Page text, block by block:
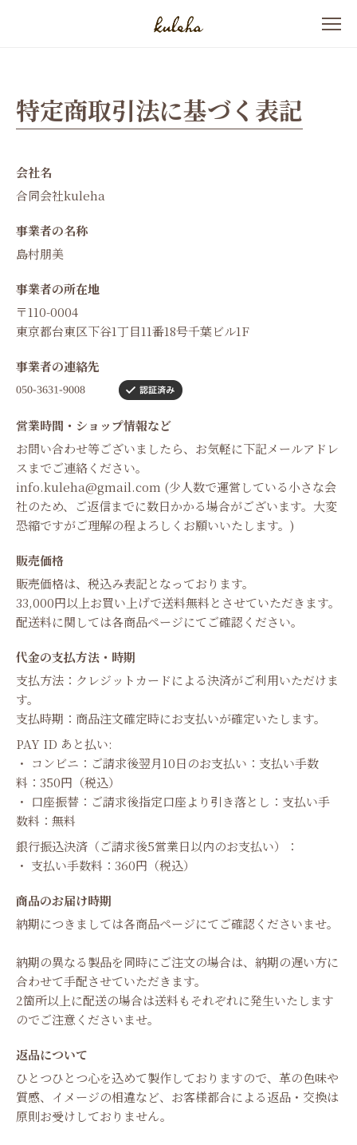
特定商取引法に基づく表記
会社名
合同会社kuleha
事業者の名称
島村朋美
事業者の所在地
〒110-0004
東京都台東区下谷1丁目11番18号千葉ビル1F
事業者の連絡先
営業時間・ショップ情報など
お問い合わせ等ございましたら、お気軽に下記メールアドレ
スまでご連絡ください。
info.kuleha@gmail.com (少人数で運営している小さな会
社のため、ご返信までに数日かかる場合がございます。大変
恐縮ですがご理解の程よろしくお願いいたします。)
販売価格
販売価格は、税込み表記となっております。
33,000円以上お買い上げで送料無料とさせていただきます。
配送料に関しては各商品ページにてご確認ください。
代金の支払方法・時期
支払方法：クレジットカードによる決済がご利用いただけま
す。
支払時期：商品注文確定時にお支払いが確定いたします。
PAY ID あと払い:
・ コンビニ：ご請求後翌月10日のお支払い：支払い手数
料：350円（税込）
・ 口座振替：ご請求後指定口座より引き落とし：支払い手
数料：無料
銀行振込決済（ご請求後5営業日以内のお支払い）：
・ 支払い手数料：360円（税込）
商品のお届け時期
納期につきましては各商品ページにてご確認くださいませ。
納期の異なる製品を同時にご注文の場合は、納期の遅い方に
合わせて手配させていただきます。
2箇所以上に配送の場合は送料もそれぞれに発生いたします
のでご注意くださいませ。
返品について
ひとつひとつ心を込めて製作しておりますので、革の色味や
質感、イメージの相違など、お客様都合による返品・交換は
原則お受けしておりません。